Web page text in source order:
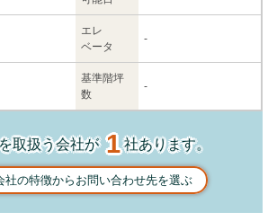
エレ
ベータ
-
基準階坪
数
-
取扱う会社が1社あります。
社の特徴からお問い合わせ先を選ぶ